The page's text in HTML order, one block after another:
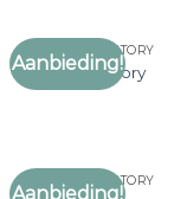
Aanbieding!
SJAAL KNIT FACTORY
sjaal knit factory
Aanbieding!
SJAAL KNIT FACTORY